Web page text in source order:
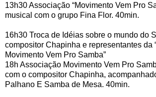
13h30 Associação “Movimento Vem Pro
musical com o grupo Fina Flor. 40min.
16h30 Troca de Idéias sobre o mundo do
compositor Chapinha e representantes da
Movimento Vem Pro Samba”
18h Associação Movimento Vem Pro
com o compositor Chapinha,
Palhano E Samba de Mesa. 40min.